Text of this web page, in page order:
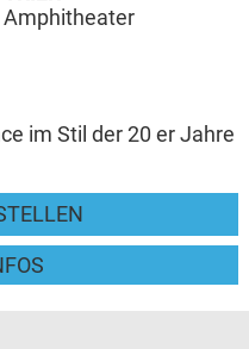
im Stil der 20 er Jahre
Amphitheater